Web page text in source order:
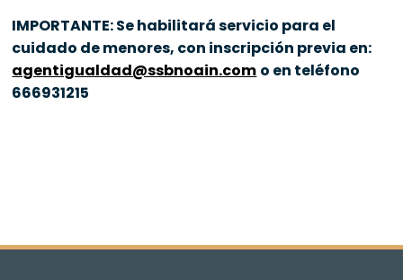
IMPORTANTE: Se habilitará servicio para el
cuidado de menores, con inscripción previa en:
agentigualdad@ssbnoain.com o en teléfono
666931215